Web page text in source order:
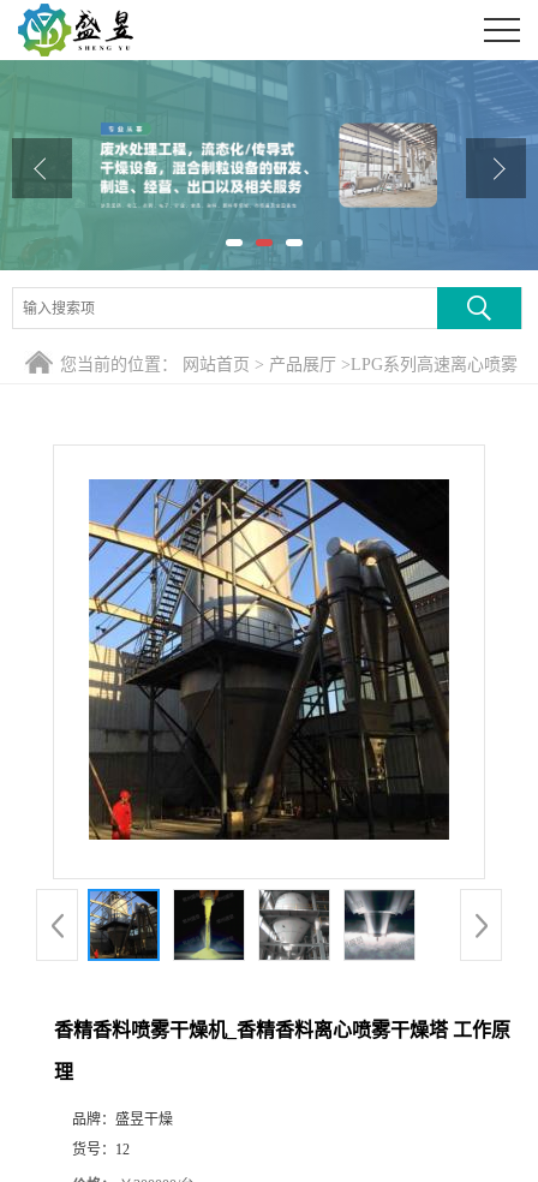
公司介绍
公司动态
证书荣誉
联系方式
您当前的位置： 网站首页 > 产品展厅 >LPG系列高速离心喷雾
香精香料喷雾干燥机_香精香料离心喷雾干燥塔 工作原
理
品牌： 盛昱干燥
货号： 12